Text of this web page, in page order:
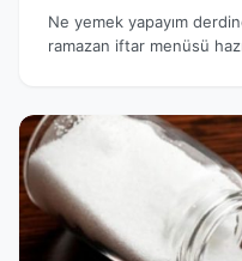
Ne yemek yapayım
ramazan iftar menüsü